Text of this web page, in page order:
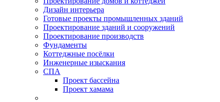
Дизайн интерьера
Готовые проекты промышленных зданий
Проектирование зданий и сооружений
Проектирование производств
Фундаменты
Коттеджные посёлки
Инженерные изыскания
СПА
Проект бассейна
Проект хамама